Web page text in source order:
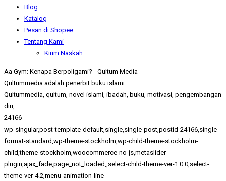
Blog
Katalog
Pesan di Shopee
Tentang Kami
Kirim Naskah
Aa Gym: Kenapa Berpoligami? - Qultum Media
Qultummedia adalah penerbit buku islami
Qultummedia, qultum, novel islami, ibadah, buku, motivasi, pengembangan
diri,
24166
wp-singular,post-template-default,single,single-post,postid-24166,single-
format-standard,wp-theme-stockholm,wp-child-theme-stockholm-
child,theme-stockholm,woocommerce-no-js,metaslider-
plugin,ajax_fade,page_not_loaded,,select-child-theme-ver-1.0.0,select-
theme-ver-4.2,menu-animation-line-